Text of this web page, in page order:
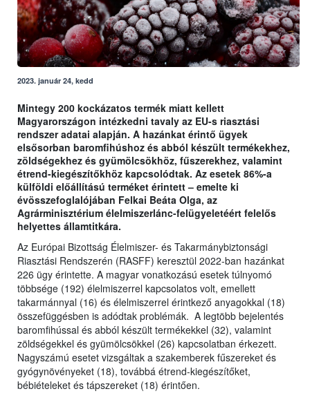
2023. január 24, kedd
Mintegy 200 kockázatos termék miatt kellett
Magyarországon intézkedni tavaly az EU-s riasztási
rendszer adatai alapján. A hazánkat érintő ügyek
elsősorban baromfihúshoz és abból készült termékekhez,
zöldségekhez és gyümölcsökhöz, fűszerekhez, valamint
étrend-kiegészítőkhöz kapcsolódtak. Az esetek 86%-a
külföldi előállítású terméket érintett – emelte ki
évösszefoglalójában Felkai Beáta Olga, az
Agrárminisztérium élelmiszerlánc-felügyeletéért felelős
helyettes államtitkára.
Az Európai Bizottság Élelmiszer- és Takarmánybiztonsági
Riasztási Rendszerén (RASFF) keresztül 2022-ban hazánkat
226 ügy érintette. A magyar vonatkozású esetek túlnyomó
többsége (192) élelmiszerrel kapcsolatos volt, emellett
takarmánnyal (16) és élelmiszerrel érintkező anyagokkal (18)
összefüggésben is adódtak problémák. A legtöbb bejelentés
baromfihússal és abból készült termékekkel (32), valamint
zöldségekkel és gyümölcsökkel (26) kapcsolatban érkezett.
Nagyszámú esetet vizsgáltak a szakemberek fűszereket és
gyógynövényeket (18), továbbá étrend-kiegészítőket,
bébiételeket és tápszereket (18) érintően.